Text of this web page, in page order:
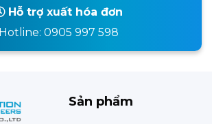
Hỗ trợ xuất hóa đơn
Hotline: 0905 997 598
Sản phẩm